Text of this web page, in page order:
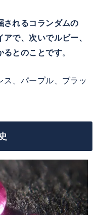
されるコランダムの
で、次いでルビー、
るとのことです。
ス、パープル、ブラッ